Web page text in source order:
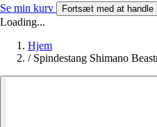
Se min kurv Fortsæt med at handle
Loading...
Hjem
/ Spindestang Shimano